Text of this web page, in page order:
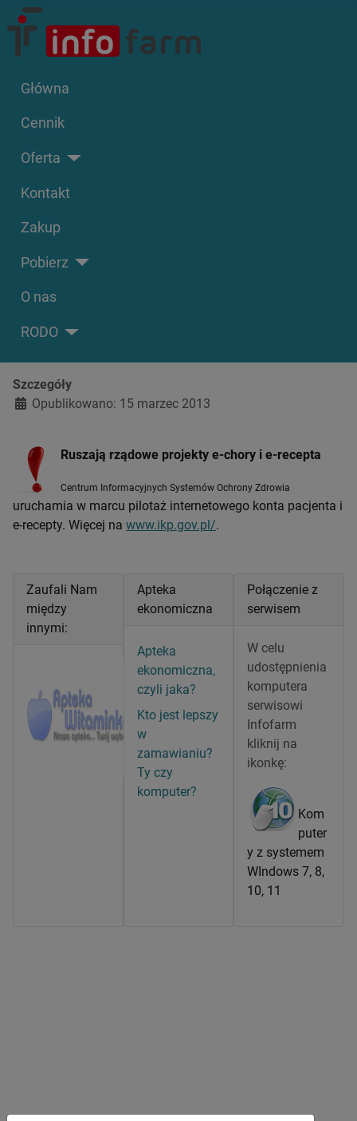
Główna
Cennik
Oferta
Kontakt
Zakup
Pobierz
O nas
RODO
Szczegóły
Opublikowano: 15 marzec 2013
Ruszają rządowe projekty e-chory i e-recepta
Centrum Informacyjnych Systemów Ochrony Zdrowia
uruchamia w marcu pilotaż internetowego konta pacjenta i
e-recepty. Więcej na www.ikp.gov.pl/.
Zaufali Nam
między
innymi:
Apteka
ekonomiczna
Apteka
ekonomiczna,
czyli jaka?
Kto jest lepszy
w
zamawianiu?
Ty czy
komputer?
Połączenie z
serwisem
W celu
udostępnienia
komputera
serwisowi
Infofarm
kliknij na
ikonkę:
Kom
puter
y z systemem
WIndows 7, 8,
10, 11